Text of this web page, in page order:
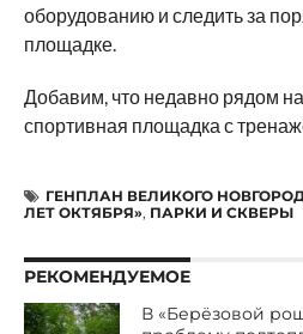
оборудованию и следить за
площадке.
Добавим, что недавно рядом
спортивная площадка с
ГЕНПЛАН ВЕЛИКОГО
ЛЕТ ОКТЯБРЯ», ПАРКИ И СКВЕРЫ
РЕКОМЕНДУЕМОЕ
В «Берёзовой